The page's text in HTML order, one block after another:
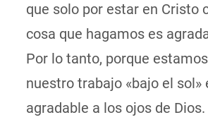
que solo por estar en Cristo
cosa que hagamos es
Por lo tanto, porque
nuestro trabajo «bajo el sol»
agradable a los ojos de Dios.